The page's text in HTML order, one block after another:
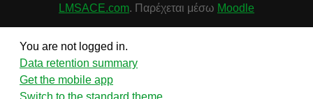
LMSACE.com. Παρέχεται μέσω Moodle
You are not logged in.
Data retention summary
Get the mobile app